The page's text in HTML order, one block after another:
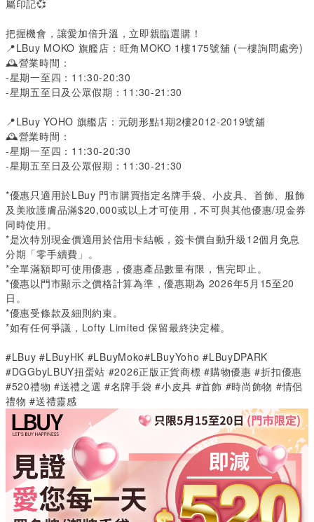
屬印記💞
把握機會，讓愛加倍升溫，立即親臨選購！
📍LBuy MOKO 旗艦店：旺角 MOKO 1樓175號舖 (一樓詢問處旁)
🕰️營業時間：
-星期一至四： 11:30-20:30
-星期五至日及公眾假期： 11:30-21:30
📍LBuy YOHO 旗艦店：元朗形點1期2樓2012-2019號舖
🕰️營業時間：
-星期一至四： 11:30-20:30
-星期五至日及公眾假期： 11:30-21:30
*優惠只適用於LBuy 門市購買指定名牌手袋、小皮具、首飾、服飾
及美妝護膚品滿$20,000或以上才可使用，不可與其他優惠/現金券
同時使用。
*是次特別現金價適用於信用卡結帳，簽卡價自動升級 12個月免息
分期「零手續費」。
*全單滿額即可使用優惠，優惠產品數量有限，售完即止。
*優惠以門市顯示之價格計算為準，優惠期為 2026年5月 15至20
日。
*優惠受條款及細則約束。
*如有任何爭議， Lofty Limited保留最終決定權。
#LBuy #LBuyHK #LBuyMoko#LBuyYoho #LBuyDPARK
#DGGbyLBUY扭蛋站 #2026正版正貨商標 #購物優惠 #折扣優惠
#520禮物 #送禮之選 #名牌手袋 #小皮具 #首飾 #時尚飾物 #情侶
禮物 #送禮靈感